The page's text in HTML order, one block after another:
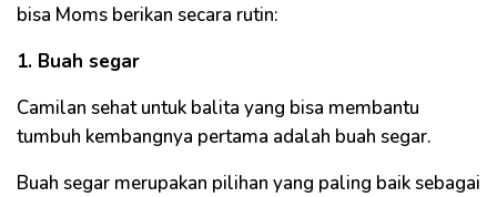
bisa Moms berikan secara rutin:
1. Buah segar
Camilan sehat untuk balita yang bisa membantu
tumbuh kembangnya pertama adalah buah segar.
Buah segar merupakan pilihan yang paling baik sebagai